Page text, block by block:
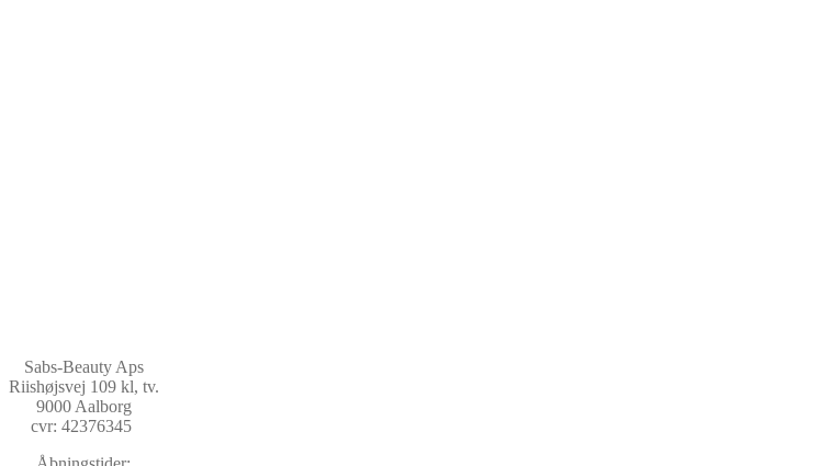
Sabs-Beauty Aps
Riishøjsvej 109 kl, tv.
9000 Aalborg
cvr: 42376345